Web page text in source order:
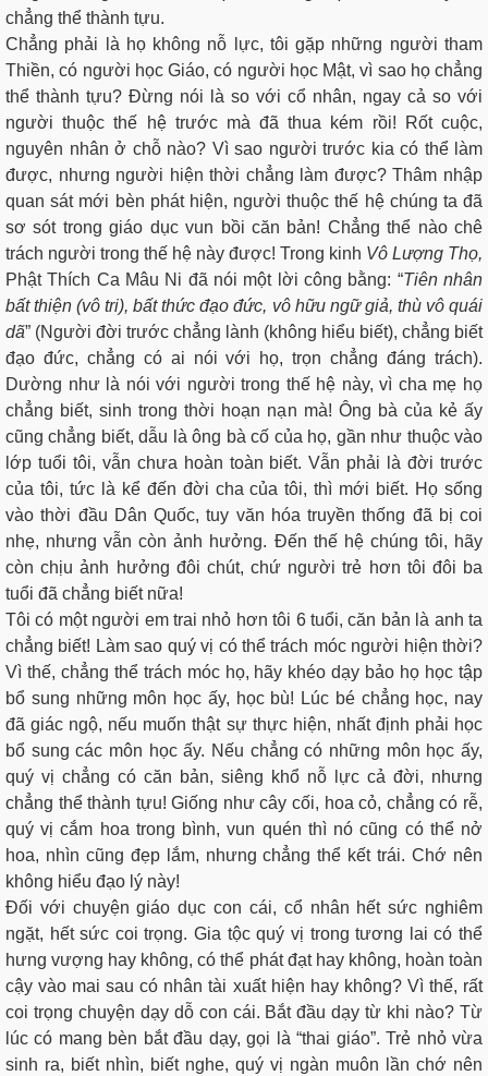
chẳng thể thành tựu.
Chẳng phải là họ không nỗ lực, tôi gặp những người tham
Thiền, có người học Giáo, có người học Mật, vì sao họ chẳng
thể thành tựu? Đừng nói là so với cổ nhân, ngay cả so với
người thuộc thế hệ trước mà đã thua kém rồi! Rốt cuộc,
nguyên nhân ở chỗ nào? Vì sao người trước kia có thể làm
được, nhưng người hiện thời chẳng làm được? Thâm nhập
quan sát mới bèn phát hiện, người thuộc thế hệ chúng ta đã
sơ sót trong giáo dục vun bồi căn bản! Chẳng thể nào chê
trách người trong thế hệ này được! Trong kinh Vô Lượng Thọ,
Phật Thích Ca Mâu Ni đã nói một lời công bằng: “Tiên nhân
bất thiện (vô tri), bất thức đạo đức, vô hữu ngữ giả, thù vô quái
dã” (Người đời trước chẳng lành (không hiểu biết), chẳng biết
đạo đức, chẳng có ai nói với họ, trọn chẳng đáng trách).
Dường như là nói với người trong thế hệ này, vì cha mẹ họ
chẳng biết, sinh trong thời hoạn nạn mà! Ông bà của kẻ ấy
cũng chẳng biết, dẫu là ông bà cố của họ, gần như thuộc vào
lớp tuổi tôi, vẫn chưa hoàn toàn biết. Vẫn phải là đời trước
của tôi, tức là kể đến đời cha của tôi, thì mới biết. Họ sống
vào thời đầu Dân Quốc, tuy văn hóa truyền thống đã bị coi
nhẹ, nhưng vẫn còn ảnh hưởng. Đến thế hệ chúng tôi, hãy
còn chịu ảnh hưởng đôi chút, chứ người trẻ hơn tôi đôi ba
tuổi đã chẳng biết nữa!
Tôi có một người em trai nhỏ hơn tôi 6 tuổi, căn bản là anh ta
chẳng biết! Làm sao quý vị có thể trách móc người hiện thời?
Vì thế, chẳng thể trách móc họ, hãy khéo dạy bảo họ học tập
bổ sung những môn học ấy, học bù! Lúc bé chẳng học, nay
đã giác ngộ, nếu muốn thật sự thực hiện, nhất định phải học
bổ sung các môn học ấy. Nếu chẳng có những môn học ấy,
quý vị chẳng có căn bản, siêng khổ nỗ lực cả đời, nhưng
chẳng thể thành tựu! Giống như cây cối, hoa cỏ, chẳng có rễ,
quý vị cắm hoa trong bình, vun quén thì nó cũng có thể nở
hoa, nhìn cũng đẹp lắm, nhưng chẳng thể kết trái. Chớ nên
không hiểu đạo lý này!
Đối với chuyện giáo dục con cái, cổ nhân hết sức nghiêm
ngặt, hết sức coi trọng. Gia tộc quý vị trong tương lai có thể
hưng vượng hay không, có thể phát đạt hay không, hoàn toàn
cậy vào mai sau có nhân tài xuất hiện hay không? Vì thế, rất
coi trọng chuyện dạy dỗ con cái. Bắt đầu dạy từ khi nào? Từ
lúc có mang bèn bắt đầu dạy, gọi là “thai giáo”. Trẻ nhỏ vừa
sinh ra, biết nhìn, biết nghe, quý vị ngàn muôn lần chớ nên